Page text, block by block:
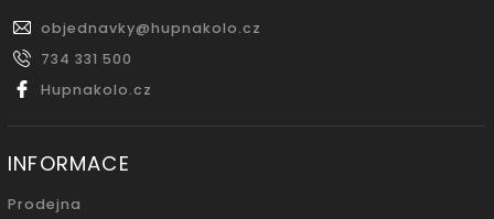
objednavky@hupnakolo.cz
734 331 500
Hupnakolo.cz
INFORMACE
Prodejna